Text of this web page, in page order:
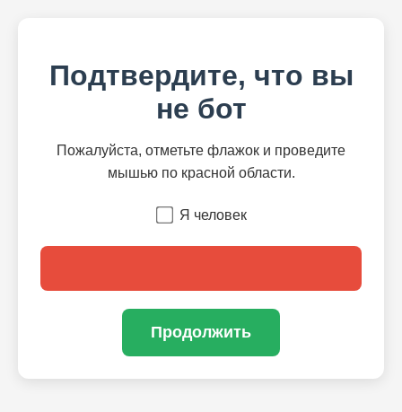
Подтвердите, что вы
не бот
Пожалуйста, отметьте флажок и проведите
мышью по красной области.
Я человек
Продолжить